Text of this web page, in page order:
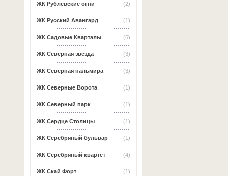
(2)
ЖК Рублевские огни
(1)
ЖК Русский Авангард
(6)
ЖК Садовые Кварталы
(3)
ЖК Северная звезда
(3)
ЖК Северная пальмира
(1)
ЖК Северные Ворота
(1)
ЖК Северный парк
(1)
ЖК Сердце Столицы
(1)
ЖК Серебряный бульвар
(4)
ЖК Серебряный квартет
(1)
ЖК Скай Форт